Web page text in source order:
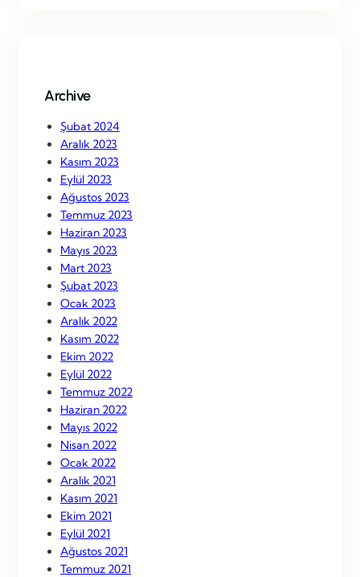
Archive
Şubat 2024
Aralık 2023
Kasım 2023
Eylül 2023
Ağustos 2023
Temmuz 2023
Haziran 2023
Mayıs 2023
Mart 2023
Şubat 2023
Ocak 2023
Aralık 2022
Kasım 2022
Ekim 2022
Eylül 2022
Temmuz 2022
Haziran 2022
Mayıs 2022
Nisan 2022
Ocak 2022
Aralık 2021
Kasım 2021
Ekim 2021
Eylül 2021
Ağustos 2021
Temmuz 2021